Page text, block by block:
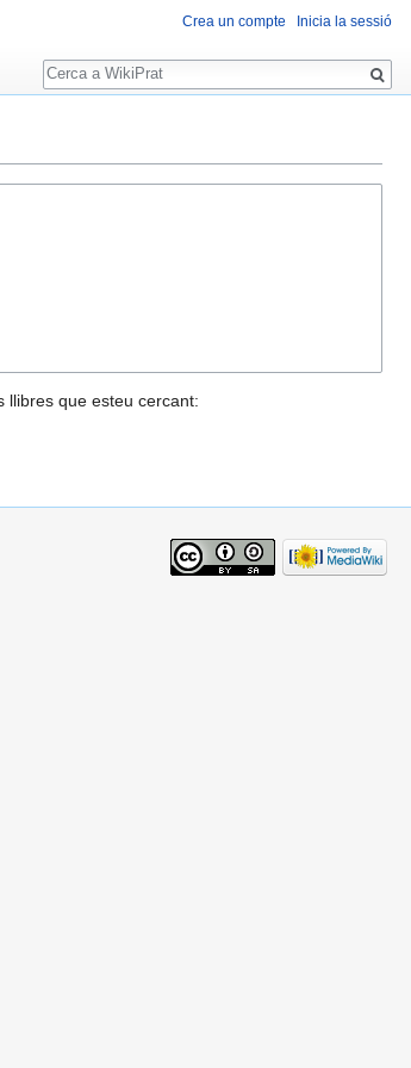
llibres que esteu cercant:
Crea un compte Inicia la sessió
Cerca